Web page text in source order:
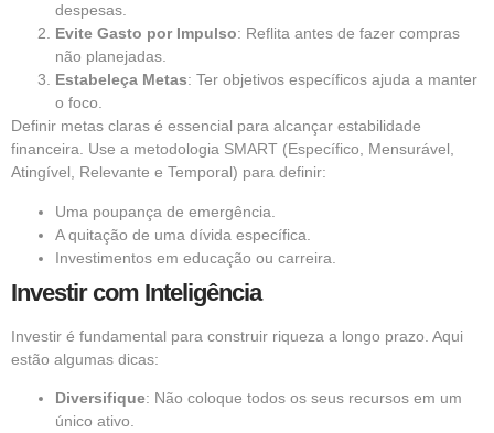
despesas.
Evite Gasto por Impulso: Reflita antes de fazer compras
não planejadas.
Estabeleça Metas: Ter objetivos específicos ajuda a manter
o foco.
Definir metas claras é essencial para alcançar estabilidade
financeira. Use a metodologia SMART (Específico, Mensurável,
Atingível, Relevante e Temporal) para definir:
Uma poupança de emergência.
A quitação de uma dívida específica.
Investimentos em educação ou carreira.
Investir com Inteligência
Investir é fundamental para construir riqueza a longo prazo. Aqui
estão algumas dicas:
Diversifique: Não coloque todos os seus recursos em um
único ativo.